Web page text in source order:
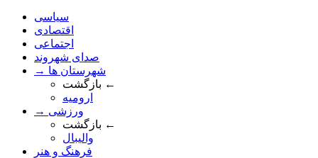
سیاسی
اقتصادی
اجتماعی
صدای شهروند
→ شهرستان ها
بازگشت ←
ارومیه
→ ورزشی
بازگشت ←
والیبال
فرهنگ و هنر